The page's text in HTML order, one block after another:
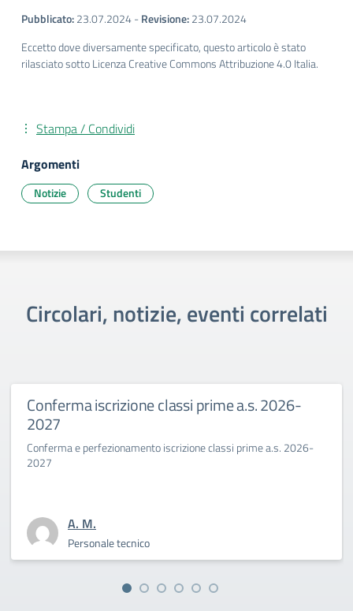
Pubblicato:23.07.2024-Revisione:23.07.2024
Eccetto dove diversamente specificato, questo articolo è stato
rilasciato sotto Licenza Creative Commons Attribuzione 4.0 Italia.
Stampa / Condividi
Argomenti
Notizie Studenti
Circolari, notizie, eventi correlati
iscrizione classi prime a.s. 2026-
perfezionamento iscrizione classi prime a.s. 2026-
tecnico
La